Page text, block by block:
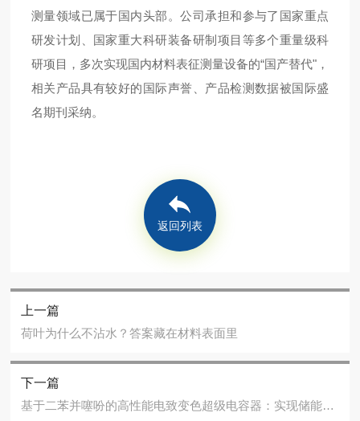
测量领域已属于国内头部。公司承担和参与了国家重点
研发计划、国家重大科研装备研制项目等多个重量级科
研项目，多次实现国内材料表征测量设备的“国产替代"，
相关产品具有较好的国际声誉、产品检测数据被国际盛
名期刊采纳。
返回列表
上一篇
荷叶为什么不沾水？答案藏在材料表面里
下一篇
基于二苯并噻吩的高性能电致变色超级电容器：实现储能状态的可视化监测